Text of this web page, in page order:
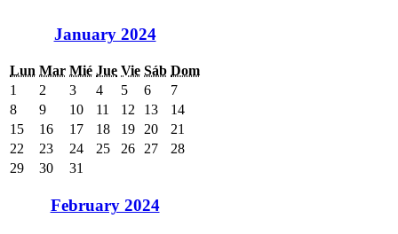
January 2024
Lun Mar Mié Jue Vie Sáb Dom
1
2 3 4 5 6
7
8
9 10 11 12 13
14
15
16 17 18 19 20
21
22
23 24 25 26 27
28
29
30 31
February 2024